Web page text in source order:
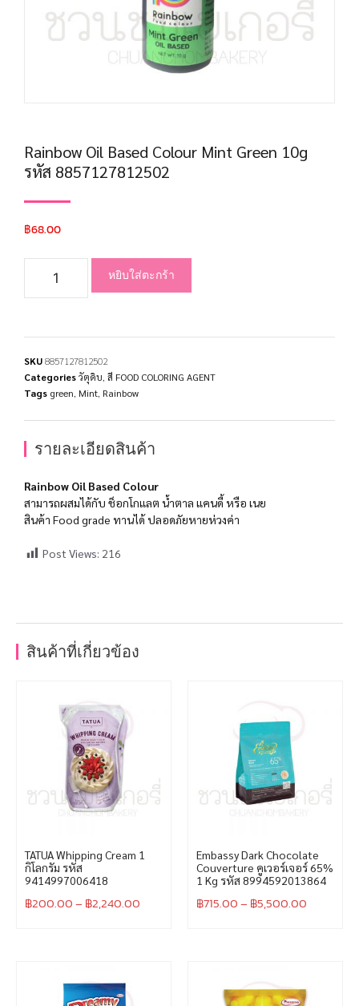
Rainbow Oil Based Colour Mint Green 10g
รหัส 8857127812502
฿68.00
หยิบใส่ตะกร้า
SKU8857127812502
Categoriesวัตุดิบ สี FOOD COLORING AGENT
Tags green Mint Rainbow
รายละเอียดสินค้า
Rainbow Oil Based Colour
สามารถผสมได้กับ ช็อกโกแลต น้ำตาล แคนดี้ หรือ เนย
สินค้า Food grade ทานได้ ปลอดภัยหายห่วงค่า
Post Views: 216
สินค้าที่เกี่ยวข้อง
TATUA Whipping Cream 1
กิโลกรัม รหัส
9414997006418
฿200.00– ฿2,240.00
Embassy Dark Chocolate
Couverture คูเวอร์เจอร์ 65%
1 Kg รหัส 8994592013864
฿715.00– ฿5,500.00